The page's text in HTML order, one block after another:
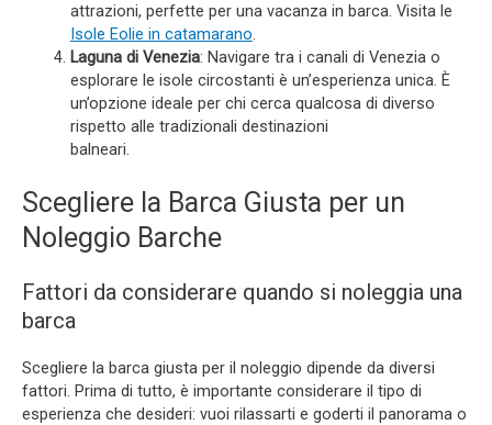
attrazioni, perfette per una vacanza in barca. Visita le
Isole Eolie in catamarano.
Laguna di Venezia: Navigare tra i canali di Venezia o
esplorare le isole circostanti è un’esperienza unica. È
un’opzione ideale per chi cerca qualcosa di diverso
rispetto alle tradizionali destinazioni
balneari.
Scegliere la Barca Giusta per un
Noleggio Barche
Fattori da considerare quando si noleggia una
barca
Scegliere la barca giusta per il noleggio dipende da diversi
fattori. Prima di tutto, è importante considerare il tipo di
esperienza che desideri: vuoi rilassarti e goderti il panorama o